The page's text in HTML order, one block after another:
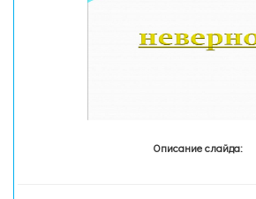
Описание слайда: